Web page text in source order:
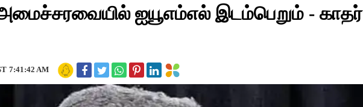
ஐயூஎம்எல் இடம்பெறும் - காதர்
7:41:42 AM